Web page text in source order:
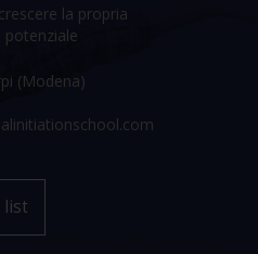
la propria
potenziale
(Modena)
list